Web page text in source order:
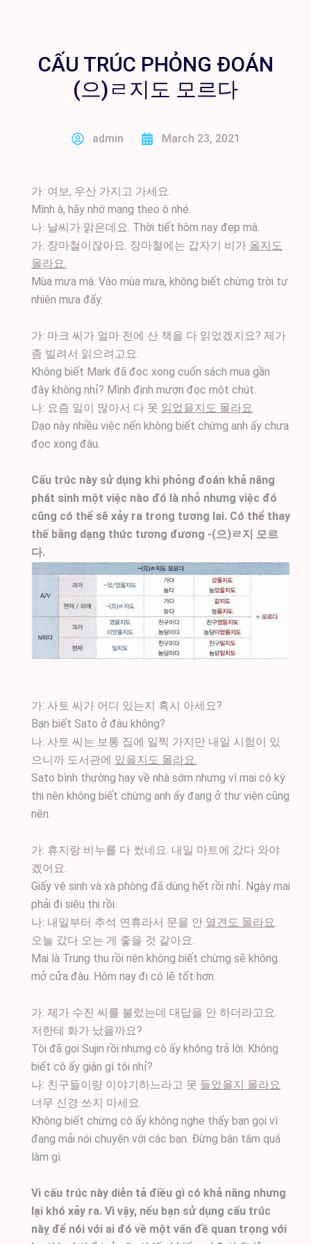
CẤU TRÚC PHỎNG ĐOÁN
(으)ㄹ지도 모르다
admin March 23, 2021
가: 여보, 우산 가지고 가세요.
Mình à, hãy nhớ mang theo ô nhé.
나: 날씨가 맑은데요. Thời tiết hôm nay đẹp mà.
가: 장마철이잖아요. 장마철에는 갑자기 비가 올지도
몰라요.
Mùa mưa mà. Vào mùa mưa, không biết chừng trời tự
nhiên mưa đấy.
가: 마크 씨가 얼마 전에 산 책을 다 읽었겠지요? 제가
좀 빌려서 읽으려고요.
Không biết Mark đã đọc xong cuốn sách mua gần
đây không nhỉ? Mình định mượn đọc một chút.
나: 요즘 일이 많아서 다 못 읽었을지도 몰라요.
Dạo này nhiều việc nến không biết chừng anh ấy chưa
đọc xong đâu.
Cấu trúc này sử dụng khi phỏng đoán khả năng
phát sinh một việc nào đó là nhỏ nhưng việc đó
cũng có thể sẽ xảy ra trong tương lai. Có thể thay
thế bằng dạng thức tương đương -(으)ㄹ지 모르
다.
​가: 사토 씨가 어디 있는지 혹시 아세요?
Bạn biết Sato ở đâu không?
나: 사토 씨는 보통 집에 일찍 가지만 내일 시험이 있
으니까 도서관에 있을지도 몰라요.
Sato bình thường hay về nhà sớm nhưng vì mai có kỳ
thi nên không biết chừng anh ấy đang ở thư viện cũng
nên.
가: 휴지랑 비누를 다 썼네요. 내일 마트에 갔다 와야
겠어요.
Giấy vệ sinh và xà phòng đã dùng hết rồi nhỉ. Ngày mai
phải đi siêu thị rồi.
나: 내일부터 추석 연휴라서 문을 안 열견도 몰라요.
오늘 갔다 오는 게 좋을 것 같아요.
Mai là Trung thu rồi nên không biết chừng sẽ không
mở cửa đâu. Hôm nay đi có lẽ tốt hơn.
가: 제가 수진 씨를 불렀는데 대답을 안 하더라고요.
저한테 화가 났을까요?
Tôi đã gọi Sujin rồi nhưng cô ấy không trả lời. Không
biết cô ấy giận gì tôi nhỉ?
나: 친구들이량 이야기하느라고 못 들었을지 몰라요.
너무 신경 쓰지 마세요.
Không biết chừng cô ấy không nghe thấy bạn gọi vì
đang mải nói chuyện với các bạn. Đừng bận tâm quá
làm gì.
Vi cấu trúc này diễn tả điều gì có khả năng nhưng
lại khó xảy ra. Vì vậy, nếu bạn sử dụng cấu trúc
nàỵ để nói với ai đó về một vấn đề quan trọng với